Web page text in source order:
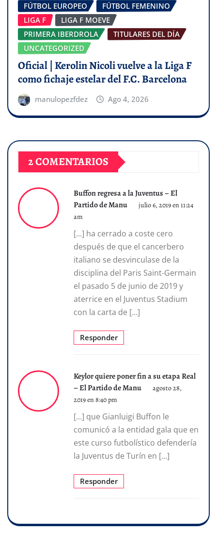
FÚTBOL EUROPEO
FÚTBOL FEMENINO
LIGA F
LIGA F MOEVE
PRIMERA IBERDROLA
TITULARES DEL DÍA
UNCATEGORIZED
Oficial | Kerolin Nicoli vuelve a la Liga F
como fichaje estelar del F.C. Barcelona
manulopezfdez Ago 4, 2026
2 COMENTARIOS
Buffon regresa a la Juventus – El
Partido de Manu
julio 6, 2019 en 11:24
am
[…] ha cerrado a coste cero
después de que el cancerbero
italiano se desvinculase de la
disciplina del Paris Saint-Germain
el pasado 5 de junio de 2019 y
aterrice en el Juventus Stadium
con la carta de […]
Responder
Keylor quiere poner fin a su etapa Real
– El Partido de Manu
agosto 28,
2019 en 8:40 pm
[…] que Gianluigi Buffon le
comunicó a la entidad gala que en
este curso futbolístico defendería
la Juventus de Turín en […]
Responder